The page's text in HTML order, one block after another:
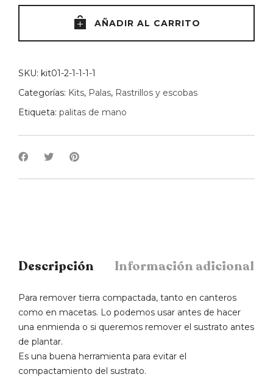
Trupper
AÑADIR AL CARRITO
SKU: kit01-2-1-1-1-1
Categorías: Kits, Palas, Rastrillos y escobas
Etiqueta: palitas de mano
Descripción Información adicional
Para remover tierra compactada, tanto en canteros
como en macetas. Lo podemos usar antes de hacer
una enmienda o si queremos remover el sustrato antes
de plantar.
Es una buena herramienta para evitar el
compactamiento del sustrato.